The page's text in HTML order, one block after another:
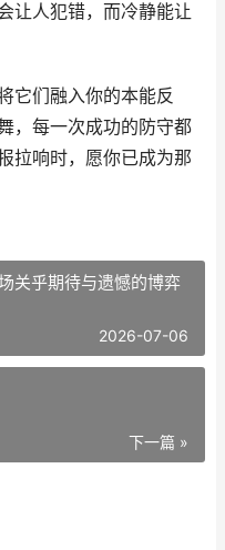
让人犯错，而冷静能让
它们融入你的本能反
，每一次成功的防守都
拉响时，愿你已成为那
关乎期待与遗憾的博弈
2026-07-06
下一篇 »